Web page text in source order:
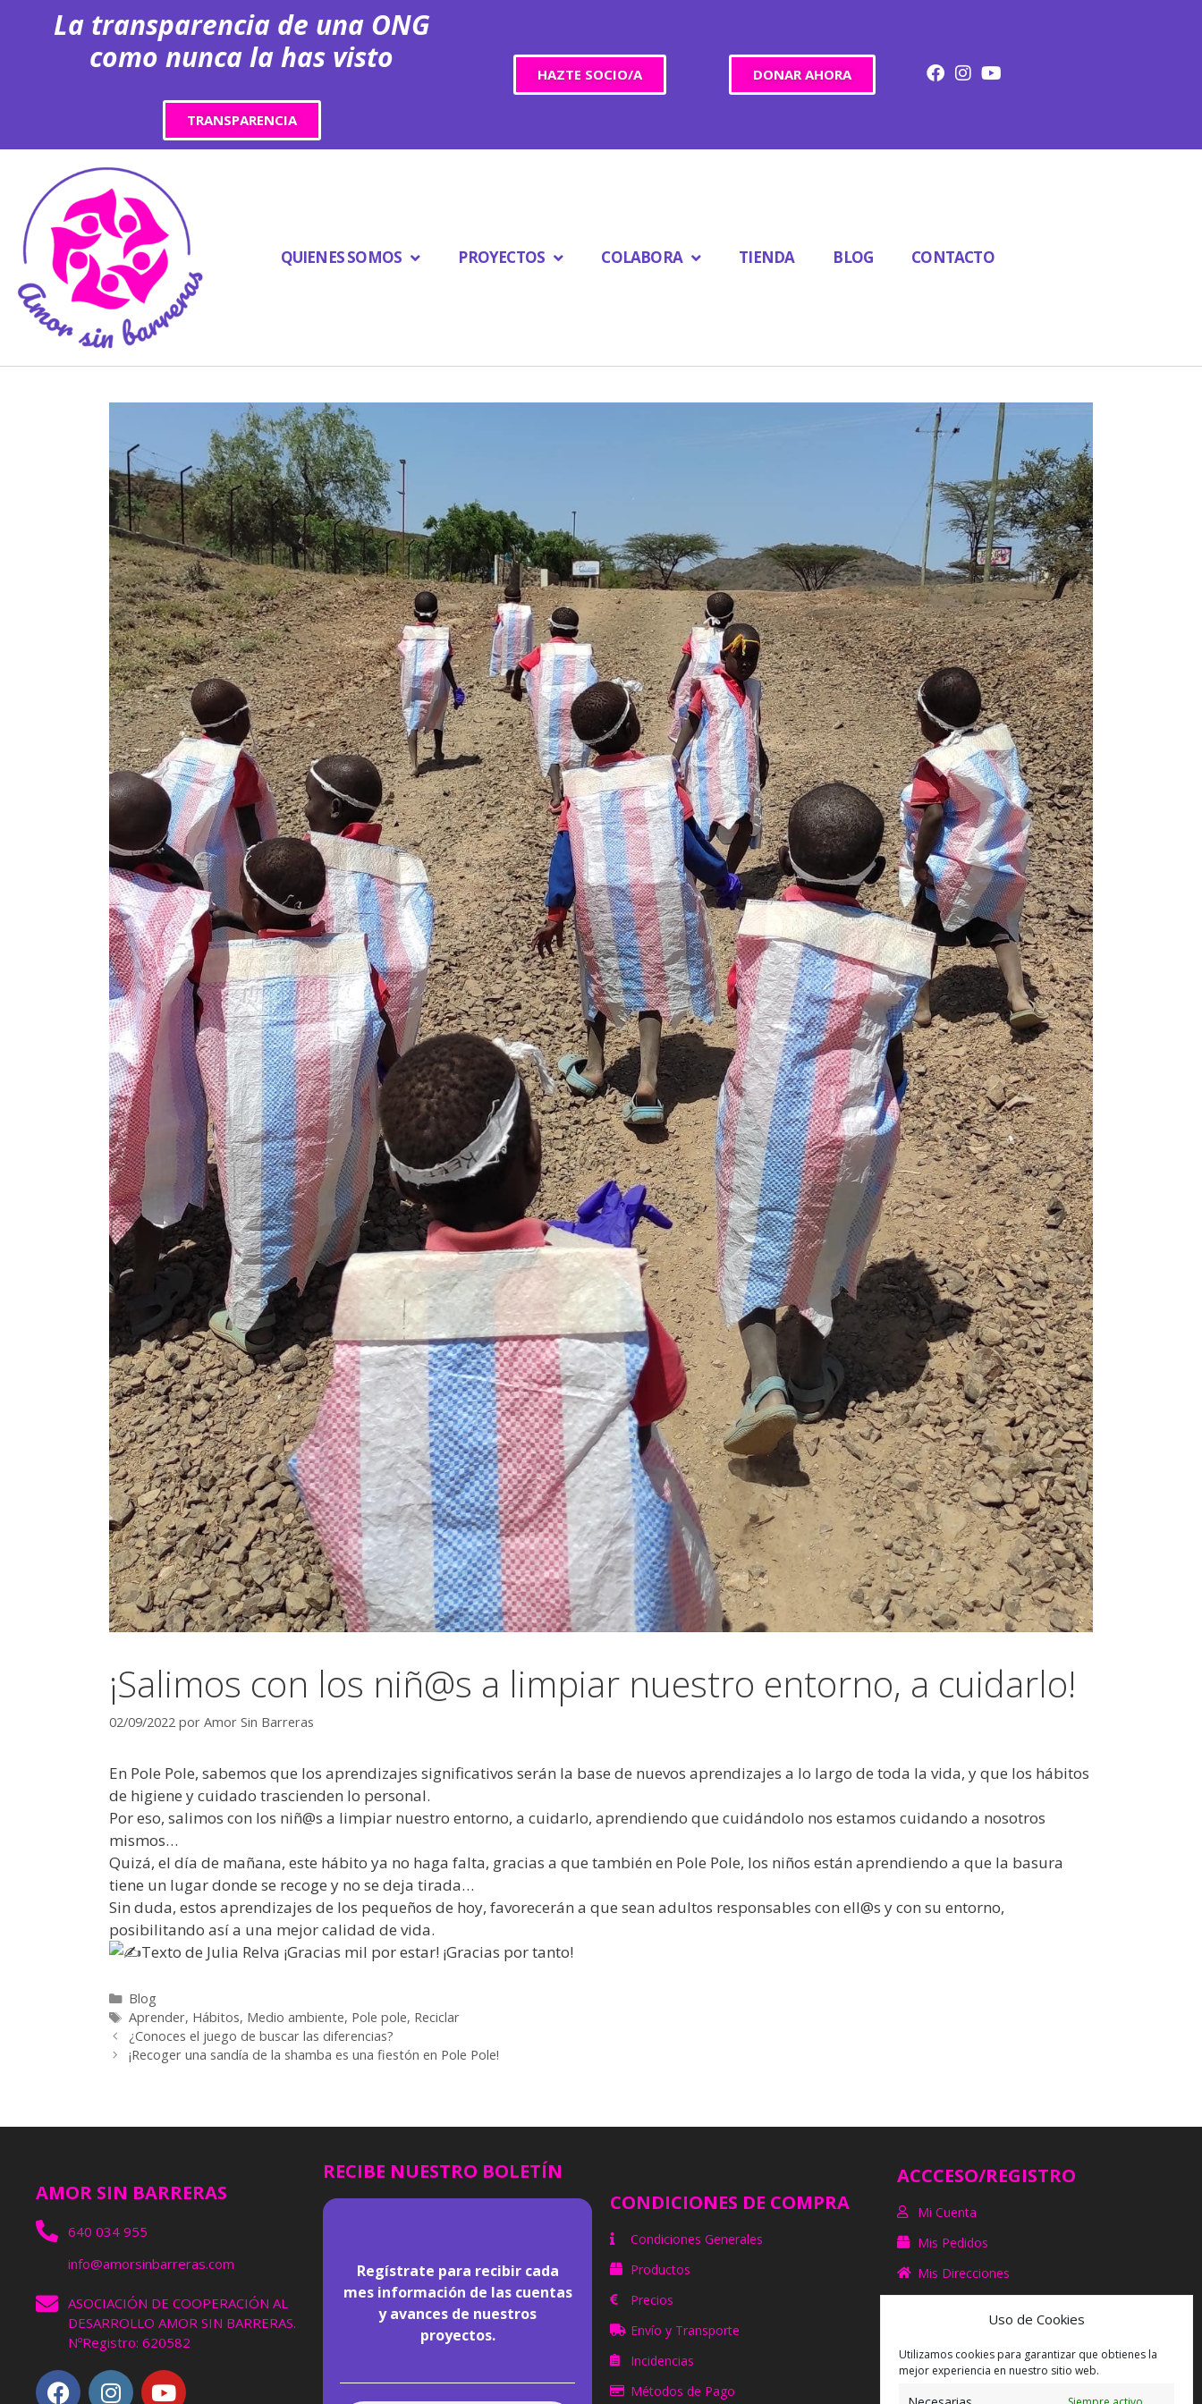
Uso de Cookies
Utilizamos cookies para garantizar que obtienes la
mejor experiencia en nuestro sitio web.
La transparencia de una ONG
como nunca la has visto
TRANSPARENCIA
HAZTE SOCIO/A DONAR AHORA
QUIENES SOMOS PROYECTOS COLABORA TIENDA BLOG CONTACTO
¡Salimos con los niñ@s a limpiar nuestro entorno, a cuidarlo!
02/09/2022 por Amor Sin Barreras
En Pole Pole, sabemos que los aprendizajes significativos serán la base de nuevos aprendizajes a lo largo de toda la vida, y que los hábitos
de higiene y cuidado trascienden lo personal.
Por eso, salimos con los niñ@s a limpiar nuestro entorno, a cuidarlo, aprendiendo que cuidándolo nos estamos cuidando a nosotros
mismos…
Quizá, el día de mañana, este hábito ya no haga falta, gracias a que también en Pole Pole, los niños están aprendiendo a que la basura
tiene un lugar donde se recoge y no se deja tirada…
Sin duda, estos aprendizajes de los pequeños de hoy, favorecerán a que sean adultos responsables con ell@s y con su entorno,
posibilitando así a una mejor calidad de vida.
Texto de Julia Relva ¡Gracias mil por estar! ¡Gracias por tanto!
Blog
Aprender, Hábitos, Medio ambiente, Pole pole, Reciclar
¿Conoces el juego de buscar las diferencias?
¡Recoger una sandía de la shamba es una fiestón en Pole Pole!
AMOR SIN BARRERAS
640 034 955
info@amorsinbarreras.com
ASOCIACIÓN DE COOPERACIÓN AL
DESARROLLO AMOR SIN BARRERAS.
NºRegistro: 620582
RECIBE NUESTRO BOLETÍN
Regístrate para recibir cada
mes información de las cuentas
y avances de nuestros
proyectos.
CONDICIONES DE COMPRA
Condiciones Generales
Productos
Precios
Envío y Transporte
Incidencias
Métodos de Pago
ACCCESO/REGISTRO
Mi Cuenta
Mis Pedidos
Mis Direcciones